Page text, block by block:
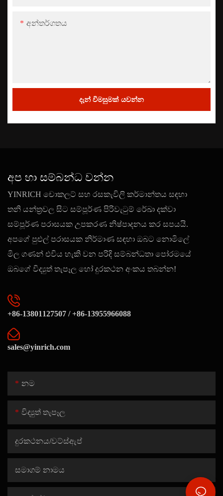
අන්තර්ගතය
දැන් විමසුමක් යවන්න
අප හා සම්බන්ධ වන්න
YINRICH චොකලට් සහ රසකැවිලි කර්මාන්තය සඳහා
තනි යන්ත්‍රවල සිට සම්පූර්ණ පිරිවැටුම් රේඛා දක්වා
සම්පූර්ණ පරාසයක උපකරණ නිෂ්පාදනය කර සපයයි.
අපගේ පුළුල් පරාසයක නිර්මාණ සඳහා ඔබට නොමිලේ
මිල ගණන් එවිය හැකි වන පරිදි සම්බන්ධතා පෝරමයේ
ඔබගේ විද්‍යුත් තැපෑල හෝ දුරකථන අංකය තබන්න!
+86-13801127507 / +86-13955966088
sales@yinrich.com
නම
විද්‍යුත් තැපෑල
දුරකථනය/වට්ස්ඇප්
සමාගම් නාමය